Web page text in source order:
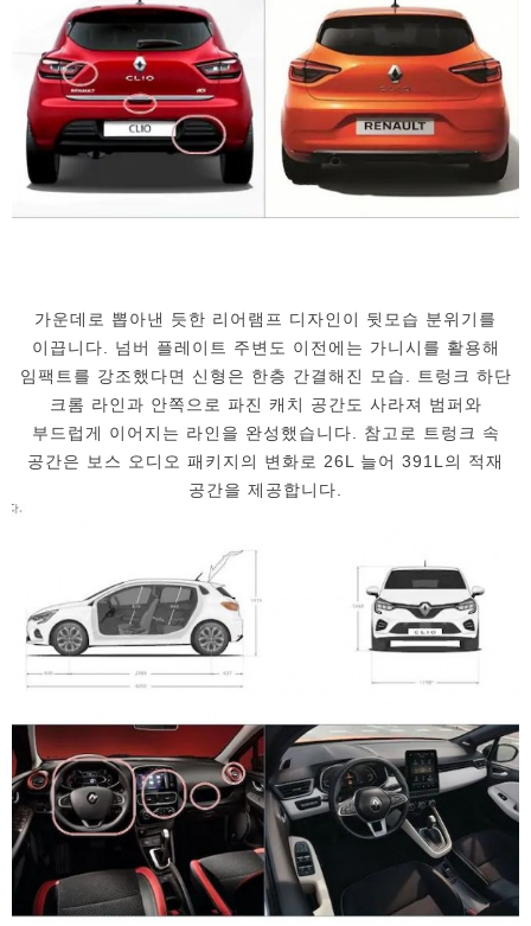
가운데로 뽑아낸 듯한 리어램프 디자인이 뒷모습 분위기를
이끕니다. 넘버 플레이트 주변도 이전에는 가니시를 활용해
임팩트를 강조했다면 신형은 한층 간결해진 모습. 트렁크 하단
크롬 라인과 안쪽으로 파진 캐치 공간도 사라져 범퍼와
부드럽게 이어지는 라인을 완성했습니다. 참고로 트렁크 속
공간은 보스 오디오 패키지의 변화로 26L 늘어 391L의 적재
공간을 제공합니다.